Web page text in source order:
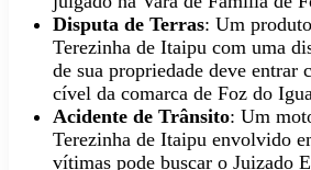
Disputa de Terras: Um
Terezinha de Itaipu com uma
de sua propriedade deve entrar
cível da comarca de Foz do
Acidente de Trânsito: Um
Terezinha de Itaipu envolvido
vítimas pode buscar o Juizado